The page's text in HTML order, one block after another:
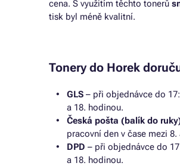
cena. S využitím těchto tonerů
tisk byl méně kvalitní.
Tonery do Horek
GLS – při objednávce do
a 18. hodinou.
Česká pošta (balík do
pracovní den v čase mezi 8.
DPD – při objednávce do
a 18. hodinou.